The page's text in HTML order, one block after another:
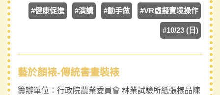
#健康促進 #演講 #動手做 #VR虛擬實境操作
#10/23 (日)
藝於顏裱-傳統書畫裝裱
籌辦單位： 行政院農業委員會 林業試驗所紙張樣品陳